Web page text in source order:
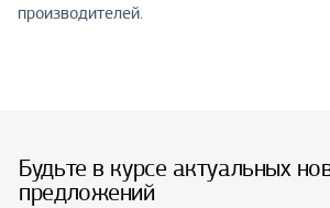
производителей.
Будьте в курсе актуальных
предложений